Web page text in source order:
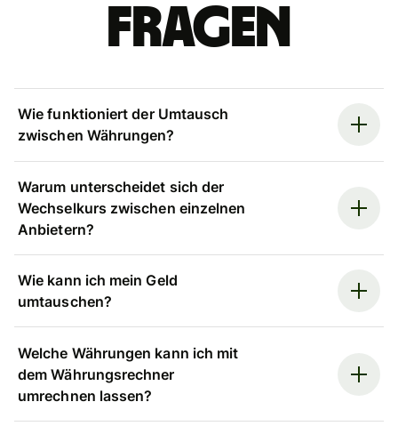
Fragen
Wie funktioniert der Umtausch
zwischen Währungen?
Warum unterscheidet sich der
Wechselkurs zwischen einzelnen
Anbietern?
Wie kann ich mein Geld
umtauschen?
Welche Währungen kann ich mit
dem Währungsrechner
umrechnen lassen?